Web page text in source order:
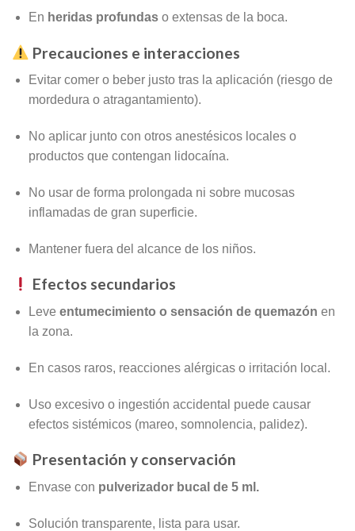
En heridas profundaso extensas de la boca.
Precauciones e interacciones
Evitar comer o beber justo tras la aplicación (riesgo de
mordedura o atragantamiento).
No aplicar junto con otros anestésicos locales o
productos que contengan lidocaína.
No usar de forma prolongada ni sobre mucosas
inflamadas de gran superficie.
Mantener fuera del alcance de los niños.
Efectos secundarios
Leve entumecimiento o sensación de quemazón en
la zona.
En casos raros, reacciones alérgicas o irritación local.
Uso excesivo o ingestión accidental puede causar
efectos sistémicos (mareo, somnolencia, palidez).
Presentación y conservación
Envase con pulverizador bucal de 5 ml.
Solución transparente, lista para usar.